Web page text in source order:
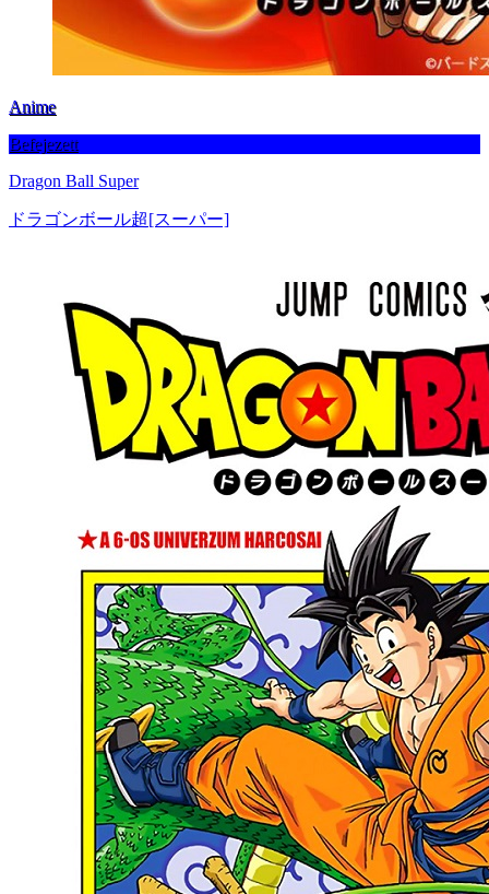
Anime
Befejezett
Dragon Ball Super
ドラゴンボール超[スーパー]